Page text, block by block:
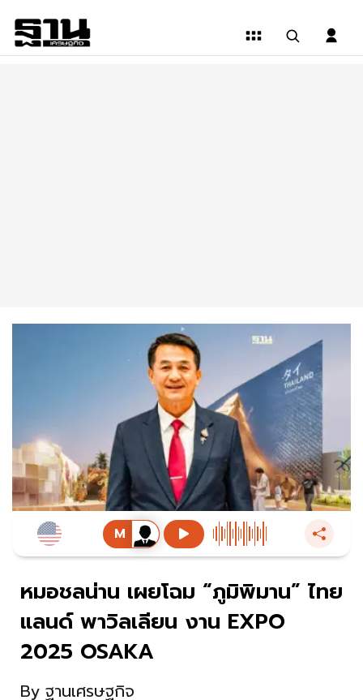
หมอชลน่าน เผยโฉม “ภูมิพิมาน” ไทย
แลนด์ พาวิลเลียน งาน EXPO
2025 OSAKA
By ฐานเศรษฐกิจ